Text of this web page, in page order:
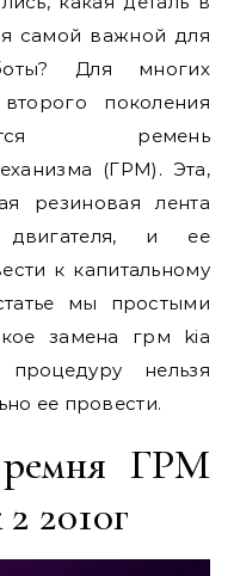
самой важной для
Для многих
поколения
ремень
(ГРМ). Эта,
резиновая лента
двигателя, и ее
к капитальному
мы простыми
замена грм kia
нельзя
ее провести.
ГРМ
2010г